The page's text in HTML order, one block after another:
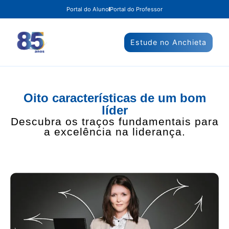
Portal do Aluno Portal do Professor
Estude no Anchieta
Oito características de um bom
líder
Descubra os traços fundamentais para
a excelência na liderança.